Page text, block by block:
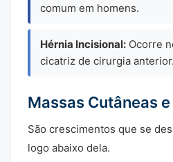
comum em homens.
Hérnia Incisional: Ocorre
cicatriz de cirurgia anterior.
Massas Cutâneas
São crescimentos que se
logo abaixo dela.